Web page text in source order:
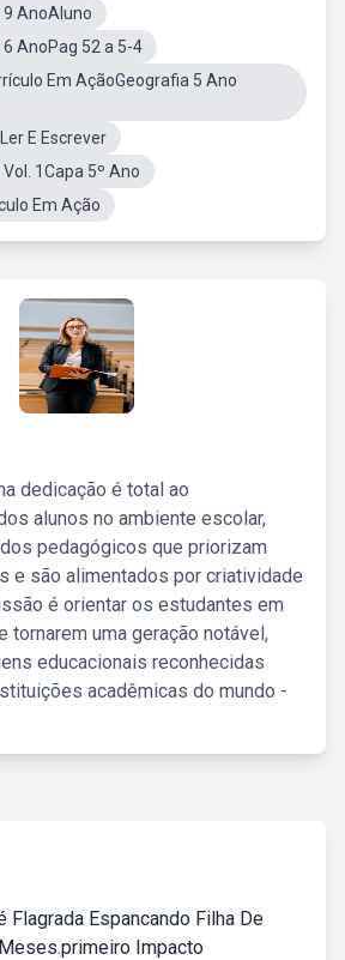
AnoAluno
AnoPag 52 a 5-4
Em AçãoGeografia 5 Ano
E Escrever
1Capa 5º Ano
Em Ação
dedicação é total ao
alunos no ambiente escolar,
pedagógicos que priorizam
e são alimentados por criatividade
é orientar os estudantes em
tornarem uma geração notável,
educacionais reconhecidas
acadêmicas do mundo -
Flagrada Espancando Filha De
Impacto